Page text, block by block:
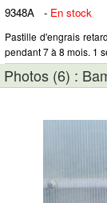
9348A
- En stock
Pastille d'engrais
pendant 7 à 8 mois. 1
Photos (6) :